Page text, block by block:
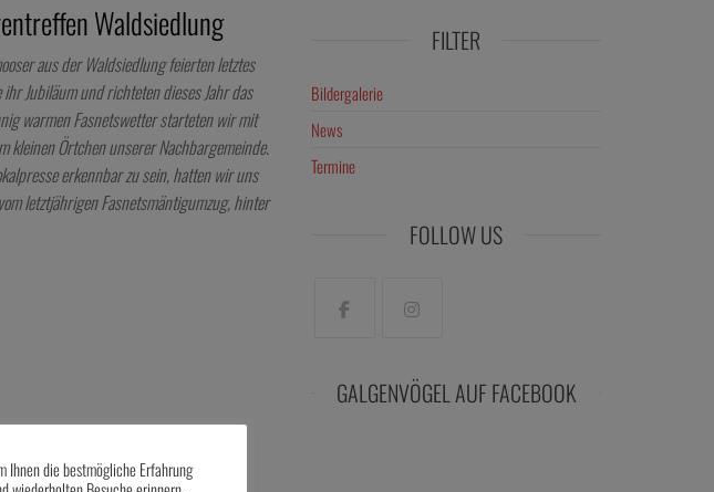
Waldsiedlung
aus der Waldsiedlung feierten letztes
ihr Jubiläum und richteten dieses Jahr das
warmen Fasnetswetter starteten wir mit
kleinen Örtchen unserer Nachbargemeinde.
erkennbar zu sein, hatten wir uns
letztjährigen Fasnetsmäntigumzug, hinter
FILTER
Bildergalerie
News
Termine
FOLLOW US
GALGENVÖGEL AUF FACEBOOK
Ihnen die bestmögliche Erfahrung